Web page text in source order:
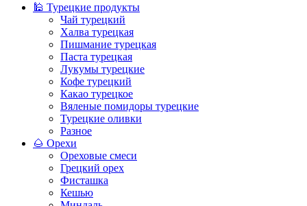
🕌 Турецкие продукты
Чай турецкий
Халва турецкая
Пишмание турецкая
Паста турецкая
Лукумы турецкие
Кофе турецкий
Какао турецкое
Вяленые помидоры турецкие
Турецкие оливки
Разное
🌰 Орехи
Ореховые смеси
Грецкий орех
Фисташка
Кешью